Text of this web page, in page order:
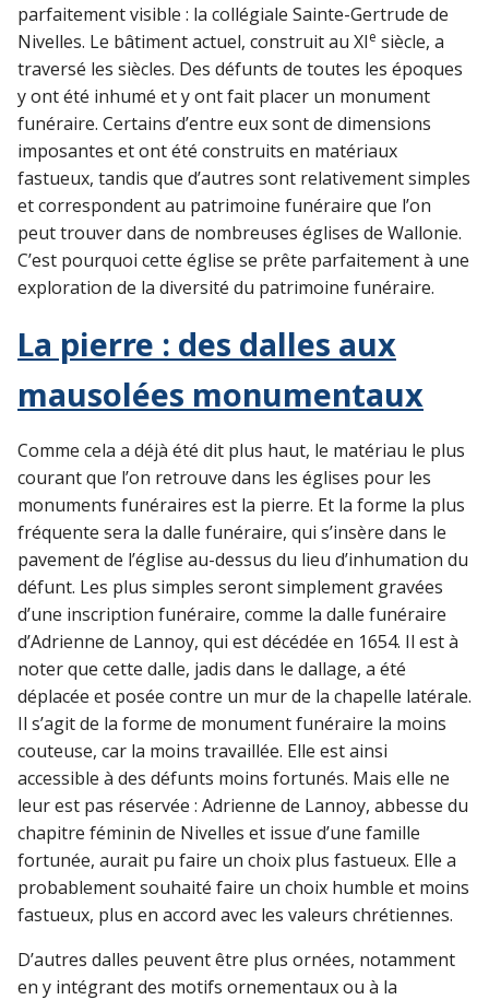
parfaitement visible : la collégiale Sainte-Gertrude de
Nivelles. Le bâtiment actuel, construit au XIe siècle, a
traversé les siècles. Des défunts de toutes les époques
y ont été inhumé et y ont fait placer un monument
funéraire. Certains d’entre eux sont de dimensions
imposantes et ont été construits en matériaux
fastueux, tandis que d’autres sont relativement simples
et correspondent au patrimoine funéraire que l’on
peut trouver dans de nombreuses églises de Wallonie.
C’est pourquoi cette église se prête parfaitement à une
exploration de la diversité du patrimoine funéraire.
La pierre : des dalles aux
mausolées monumentaux
Comme cela a déjà été dit plus haut, le matériau le plus
courant que l’on retrouve dans les églises pour les
monuments funéraires est la pierre. Et la forme la plus
fréquente sera la dalle funéraire, qui s’insère dans le
pavement de l’église au-dessus du lieu d’inhumation du
défunt. Les plus simples seront simplement gravées
d’une inscription funéraire, comme la dalle funéraire
d’Adrienne de Lannoy, qui est décédée en 1654. Il est à
noter que cette dalle, jadis dans le dallage, a été
déplacée et posée contre un mur de la chapelle latérale.
Il s’agit de la forme de monument funéraire la moins
couteuse, car la moins travaillée. Elle est ainsi
accessible à des défunts moins fortunés. Mais elle ne
leur est pas réservée : Adrienne de Lannoy, abbesse du
chapitre féminin de Nivelles et issue d’une famille
fortunée, aurait pu faire un choix plus fastueux. Elle a
probablement souhaité faire un choix humble et moins
fastueux, plus en accord avec les valeurs chrétiennes.
D’autres dalles peuvent être plus ornées, notamment
en y intégrant des motifs ornementaux ou à la